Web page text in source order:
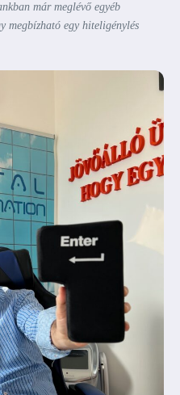
már meglévő egyéb
megbízható egy hiteligénylés